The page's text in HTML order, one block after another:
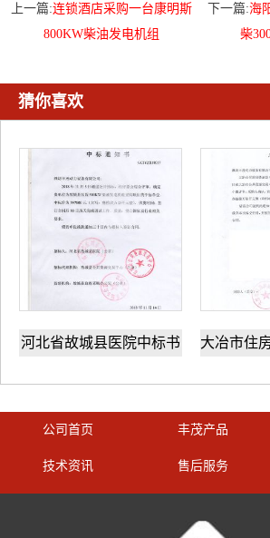
上一篇:连锁酒店采购一台康明斯
800KW柴油发电机组
下一篇:海
柴
猜你喜欢
县医院中标书​
公司首页 丰茂产品
技术资讯 售后服务